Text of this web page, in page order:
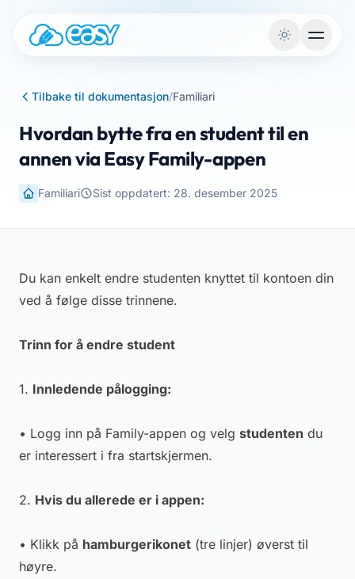
Tilbake til dokumentasjon/Familiari
Hvordan bytte fra en student til en
annen via Easy Family-appen
Familiari Sist oppdatert: 28. desember 2025
Du kan enkelt endre studenten knyttet til kontoen din
ved å følge disse trinnene.
Trinn for å endre student
1. Innledende pålogging:
• Logg inn på Family-appen og velg studenten du
er interessert i fra startskjermen.
2. Hvis du allerede er i appen:
• Klikk på hamburgerikonet (tre linjer) øverst til
høyre.